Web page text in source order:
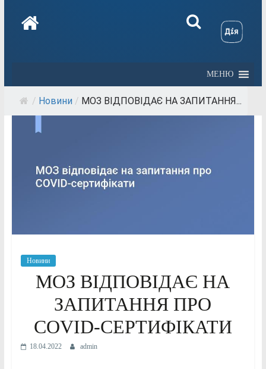
МЕНЮ
/ Новини / МОЗ ВІДПОВІДАЄ НА ЗАПИТАННЯ...
Новини
МОЗ ВІДПОВІДАЄ НА
ЗАПИТАННЯ ПРО
COVID-СЕРТИФІКАТИ
18.04.2022 admin